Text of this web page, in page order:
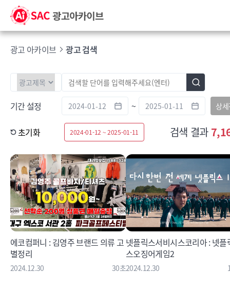
광고 아카이브 광고 검색
기간 설정 ~ 상
초기화 2024-01-12 ~ 2025-01-11 검색 결과
에코컴퍼니 : 김영주 브랜드 의류 고
별정리
2024.12.30 30초
넷플릭스서비시스코리아 : 넷플
스오징어게임2
2024.12.30